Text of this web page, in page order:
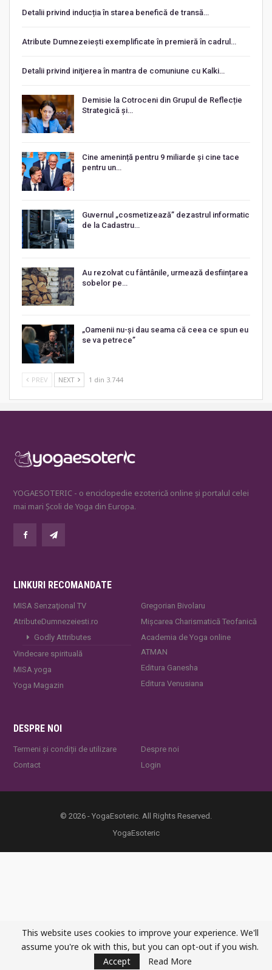
Detalii privind inducția în starea benefică de transă…
Atribute Dumnezeiești exemplificate în premieră în cadrul…
Detalii privind iniţierea în mantra de comuniune cu Kalki…
Demisie la Cotroceni din Grupul de Reflecție
Strategică și…
Cine amenință pentru 9 miliarde și cine tace
pentru un…
Guvernul „cosmetizează” dezastrul informatic
de la Cadastru…
Au rezolvat cu fântânile, urmează desființarea
sobelor pe…
„Oamenii nu-și dau seama că ceea ce spun eu
se va petrece”
PREV NEXT 1 din 3.744
YOGAESOTERIC - o enciclopedie ezoterică online și portalul celei
mai mari Școli de Yoga din Europa.
LINKURI RECOMANDATE
MISA Senzaţional TV
AtributeDumnezeiesti.ro
Godly Attributes
Vindecare spirituală
MISA.yoga
Yoga Magazin
Gregorian Bivolaru
Mișcarea Charismatică Teofanică
Academia de Yoga online
ATMAN
Editura Ganesha
Editura Venusiana
DESPRE NOI
Termeni și condiții de utilizare
Contact
Despre noi
Login
© 2026 - YogaEsoteric. All Rights Reserved.
YogaEsoteric
This website uses cookies to improve your experience. We'll
assume you're ok with this, but you can opt-out if you wish.
Accept
Read More